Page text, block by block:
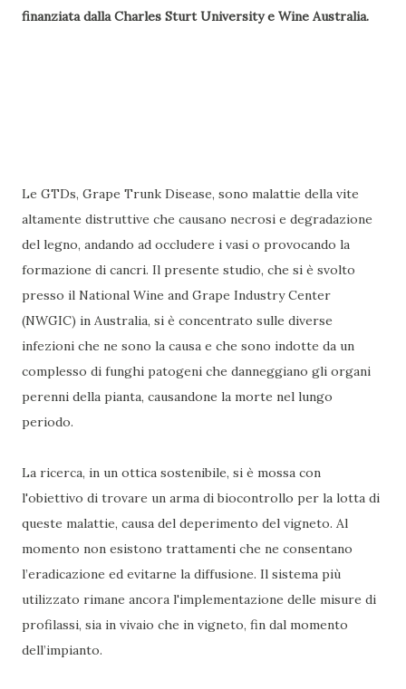
finanziata dalla Charles Sturt University e Wine Australia.
Le GTDs, Grape Trunk Disease, sono malattie della vite
altamente distruttive che causano necrosi e degradazione
del legno, andando ad occludere i vasi o provocando la
formazione di cancri. Il presente studio, che si è svolto
presso il National Wine and Grape Industry Center
(NWGIC) in Australia, si è concentrato sulle diverse
infezioni che ne sono la causa e che sono indotte da un
complesso di funghi patogeni che danneggiano gli organi
perenni della pianta, causandone la morte nel lungo
periodo.
La ricerca, in un ottica sostenibile, si è mossa con
l'obiettivo di trovare un arma di biocontrollo per la lotta di
queste malattie, causa del deperimento del vigneto. Al
momento non esistono trattamenti che ne consentano
l’eradicazione ed evitarne la diffusione. Il sistema più
utilizzato rimane ancora l'implementazione delle misure di
profilassi, sia in vivaio che in vigneto, fin dal momento
dell’impianto.